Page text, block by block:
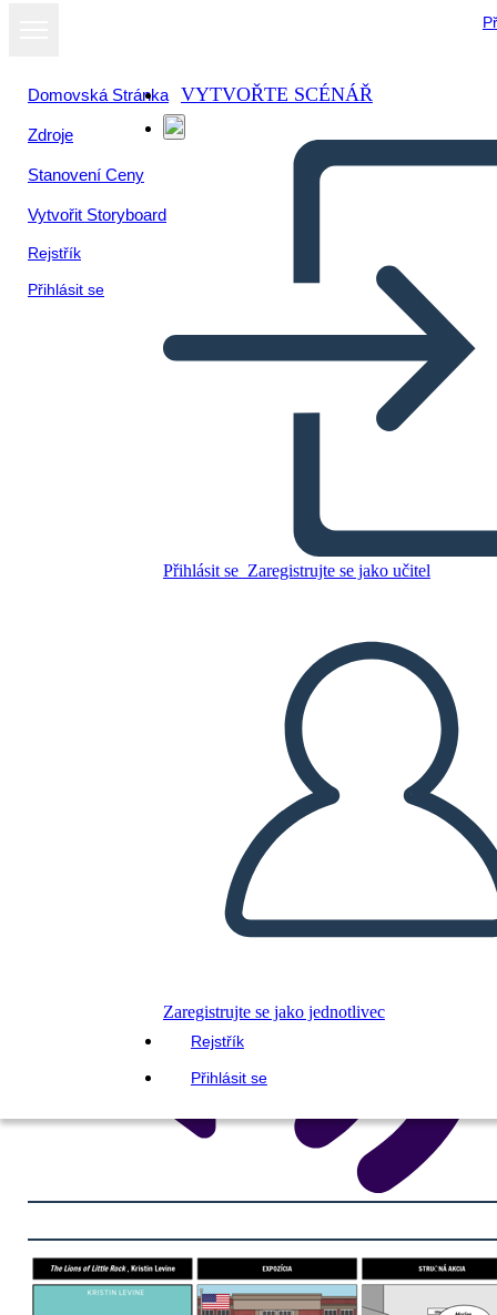
Domovská Stránka
Zdroje
Stanovení Ceny
Vytvořit Storyboard
Rejstřík
Přihlásit se
VYTVOŘTE SCÉNÁŘ
Přihlásit se Zaregistrujte se jako učitel
Zaregistrujte se jako jednotlivec
Rejstřík
Přihlásit se
Lvi: Diagram Deja
VYTVOŘIT STORYBOARD
PŘEHRÁT PREZENTACI
PŘEČTI MI
Zobrazit jako
prezentaci